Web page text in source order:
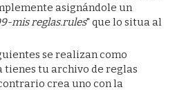
asignándole un
mis reglas.rules" que lo situa al
se realizan como
tienes tu archivo de reglas
crea uno con la